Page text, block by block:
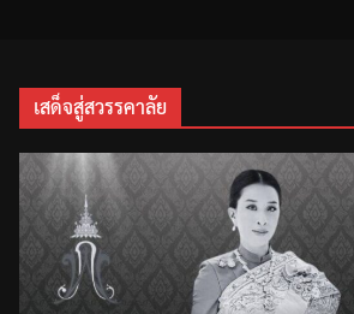
เสด็จสู่สวรรคาลัย